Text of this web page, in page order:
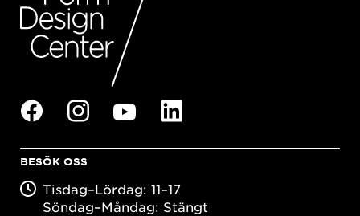
BESÖK OSS
Tisdag–Lördag: 11–17
Söndag–Måndag: Stängt